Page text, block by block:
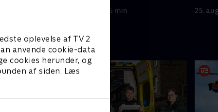
oplevelse af TV 2
anvende cookie-data
cookies herunder, og
af siden. Læs
24. august 2022 • 46 min 25.